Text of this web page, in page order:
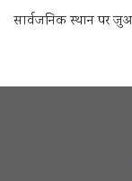
सार्वजनिक स्थान पर